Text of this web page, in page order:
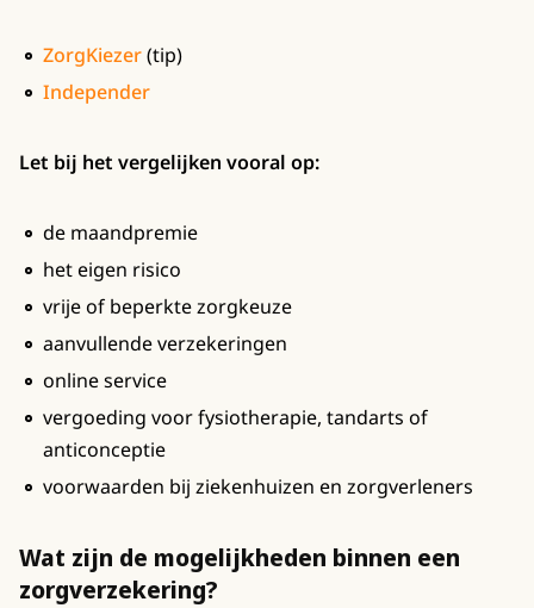
ZorgKiezer(tip)
Independer
Let bij het vergelijken vooral op:
de maandpremie
het eigen risico
vrije of beperkte zorgkeuze
aanvullende verzekeringen
online service
vergoeding voor fysiotherapie, tandarts of
anticonceptie
voorwaarden bij ziekenhuizen en zorgverleners
Wat zijn de mogelijkheden binnen een
zorgverzekering?